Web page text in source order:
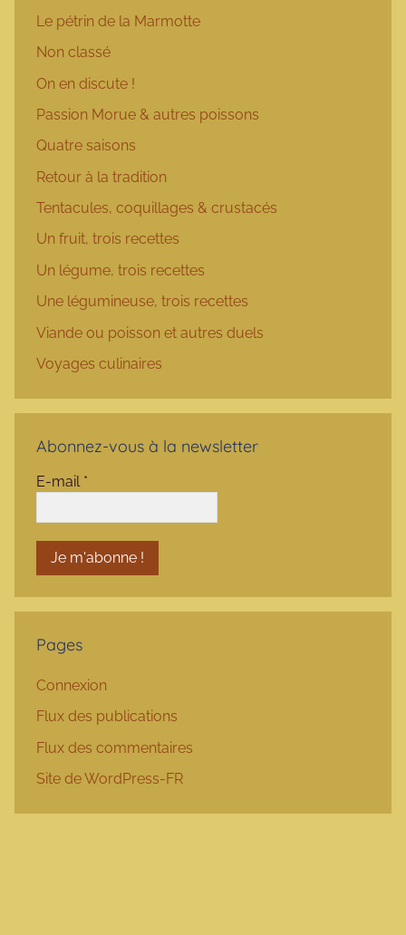
Le pétrin de la Marmotte
Non classé
On en discute !
Passion Morue & autres poissons
Quatre saisons
Retour à la tradition
Tentacules, coquillages & crustacés
Un fruit, trois recettes
Un légume, trois recettes
Une légumineuse, trois recettes
Viande ou poisson et autres duels
Voyages culinaires
Abonnez-vous à la newsletter
E-mail *
Pages
Connexion
Flux des publications
Flux des commentaires
Site de WordPress-FR